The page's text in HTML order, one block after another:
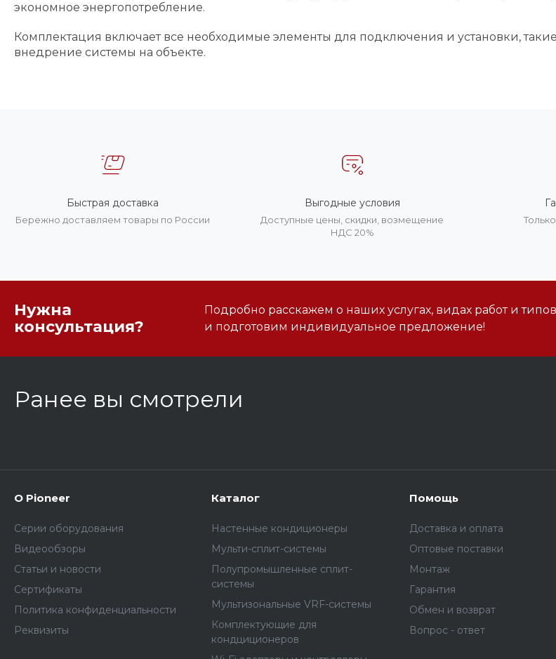
экономное энергопотребление.
Комплектация включает все необходимые элементы для подключения и установки,
внедрение системы на объекте.
Быстрая доставка
Бережно доставляем товары по России
Выгодные условия
Доступные цены, скидки, возмещение
НДС 20%
Нужна
консультация?
Подробно расскажем о наших услугах, видах работ и
и подготовим индивидуальное предложение!
Ранее вы смотрели
О Pioneer
Серии оборудования
Видеообзоры
Статьи и новости
Сертификаты
Политика конфиденциальности
Реквизиты
Каталог
Настенные кондиционеры
Мульти-сплит-системы
Полупромышленные сплит-
системы
Мультизональные VRF-системы
Комплектующие для
кондциционеров
Помощь
Доставка и оплата
Оптовые поставки
Монтаж
Гарантия
Обмен и возврат
Вопрос - ответ